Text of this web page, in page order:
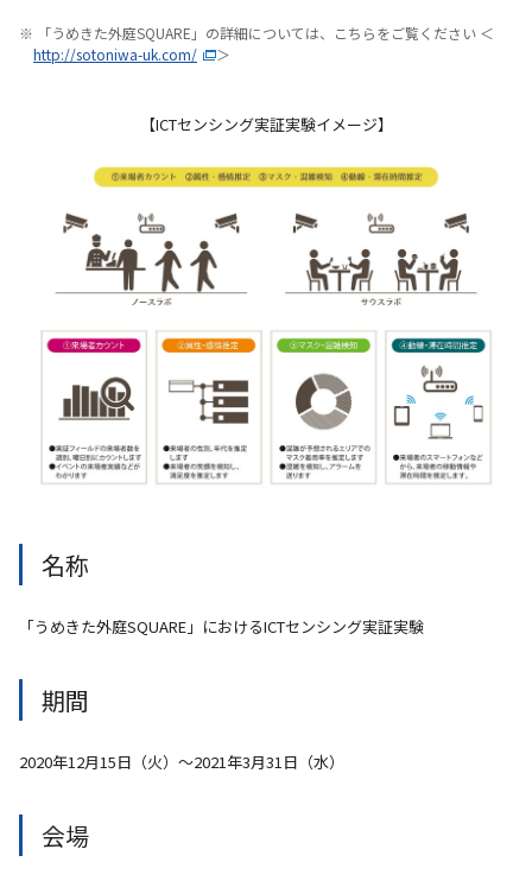
※ 「うめきた外庭SQUARE」の詳細については、こちらをご覧ください ＜
http://sotoniwa-uk.com/
＞
【ICTセンシング実証実験イメージ】
名称
「うめきた外庭SQUARE」におけるICTセンシング実証実験
期間
2020年12月15日（火）～2021年3月31日（水）
会場